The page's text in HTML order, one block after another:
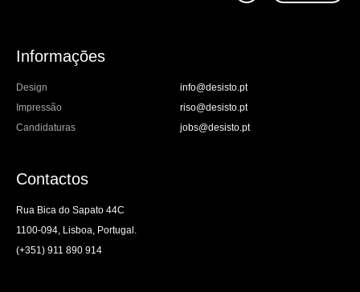
Informações
Design
info@desisto.pt
Impressão
riso@desisto.pt
Candidaturas
jobs@desisto.pt
Contactos
Rua Bica do Sapato 44C
1100-094, Lisboa, Portugal.
(+351) 911 890 914